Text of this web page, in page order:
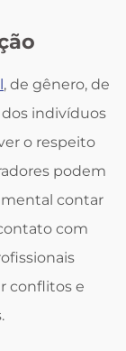
, de gênero, de
dos indivíduos
o respeito
podem
contar
com
conflitos e